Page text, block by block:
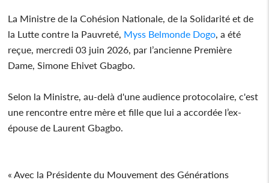
La Ministre de la Cohésion Nationale, de la Solidarité et de
la Lutte contre la Pauvreté, Myss Belmonde Dogo, a été
reçue, mercredi 03 juin 2026, par l’ancienne Première
Dame, Simone Ehivet Gbagbo.
Selon la Ministre, au-delà d'une audience protocolaire, c'est
une rencontre entre mère et fille que lui a accordée l’ex-
épouse de Laurent Gbagbo.
« Avec la Présidente du Mouvement des Générations